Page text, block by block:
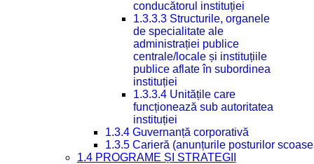
conducătorul instituției
1.3.3.3 Structurile, organele
de specialitate ale
administrației publice
centrale/locale și instituțiile
publice aflate în subordinea
instituției
1.3.3.4 Unitățile care
funcționează sub autoritatea
instituției
1.3.4 Guvernanță corporativă
1.3.5 Carieră (anunțurile posturilor
1.4 PROGRAME ȘI STRATEGII